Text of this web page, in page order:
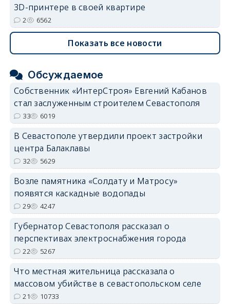
3D-принтере в своей квартире
2 6562
Показать все новости
Обсуждаемое
Собственник «ИнтерСтроя» Евгений Кабанов
стал заслуженным строителем Севастополя
33 6019
В Севастополе утвердили проект застройки
центра Балаклавы
32 5629
Возле памятника «Солдату и Матросу»
появятся каскадные водопады
29 4247
Губернатор Севастополя рассказал о
перспективах электроснабжения города
22 5267
Что местная жительница рассказала о
массовом убийстве в севастопольском селе
21 10733